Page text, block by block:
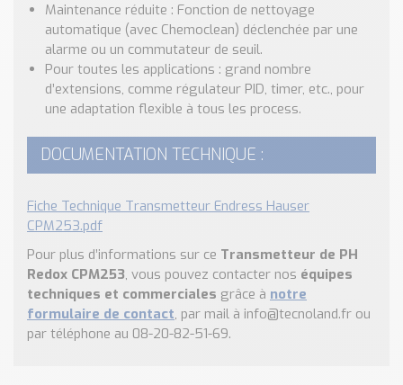
Maintenance réduite : Fonction de nettoyage
automatique (avec Chemoclean) déclenchée par une
alarme ou un commutateur de seuil.
Pour toutes les applications : grand nombre
d’extensions, comme régulateur PID, timer, etc., pour
une adaptation flexible à tous les process.
DOCUMENTATION TECHNIQUE :
Fiche Technique Transmetteur Endress Hauser
CPM253.pdf
Pour plus d’informations sur ce Transmetteur de PH
Redox CPM253, vous pouvez contacter nos équipes
techniques et commerciales grâce à notre
formulaire de contact, par mail à info@tecnoland.fr ou
par téléphone au 08-20-82-51-69.